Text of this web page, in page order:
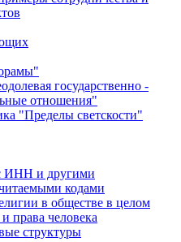
государственно -
отношения"
"Пределы светскости"
ИНН и другими
кодами
в обществе в целом
права человека
структуры